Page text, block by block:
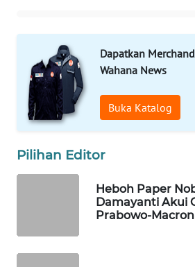
Dapatkan
Wahana News
Buka Katalog
Pilihan Editor
Heboh Paper
Damayanti Akui
Prabowo-
PERSONA
WAHANA
OTOMOTIF
WAHANA
WAHANA
LAPAK
WAHANA